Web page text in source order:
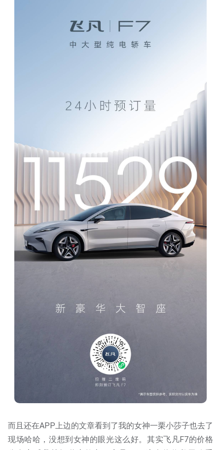
而且还在APP上边的文章看到了我的女神一栗小莎子也去了
现场哈哈，没想到女神的眼光这么好。其实飞凡F7的价格